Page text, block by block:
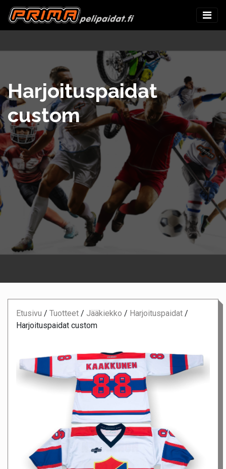
Harjoituspaidat
custom
Etusivu / Tuotteet / Jääkiekko / Harjoituspaidat /
Harjoituspaidat custom